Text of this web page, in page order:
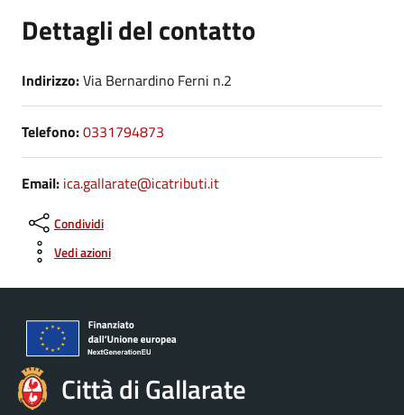
Dettagli del contatto
Indirizzo:Via Bernardino Ferni n.2
Telefono:0331794873
Email: ica.gallarate@icatributi.it
Condividi
Vedi azioni
Città di Gallarate